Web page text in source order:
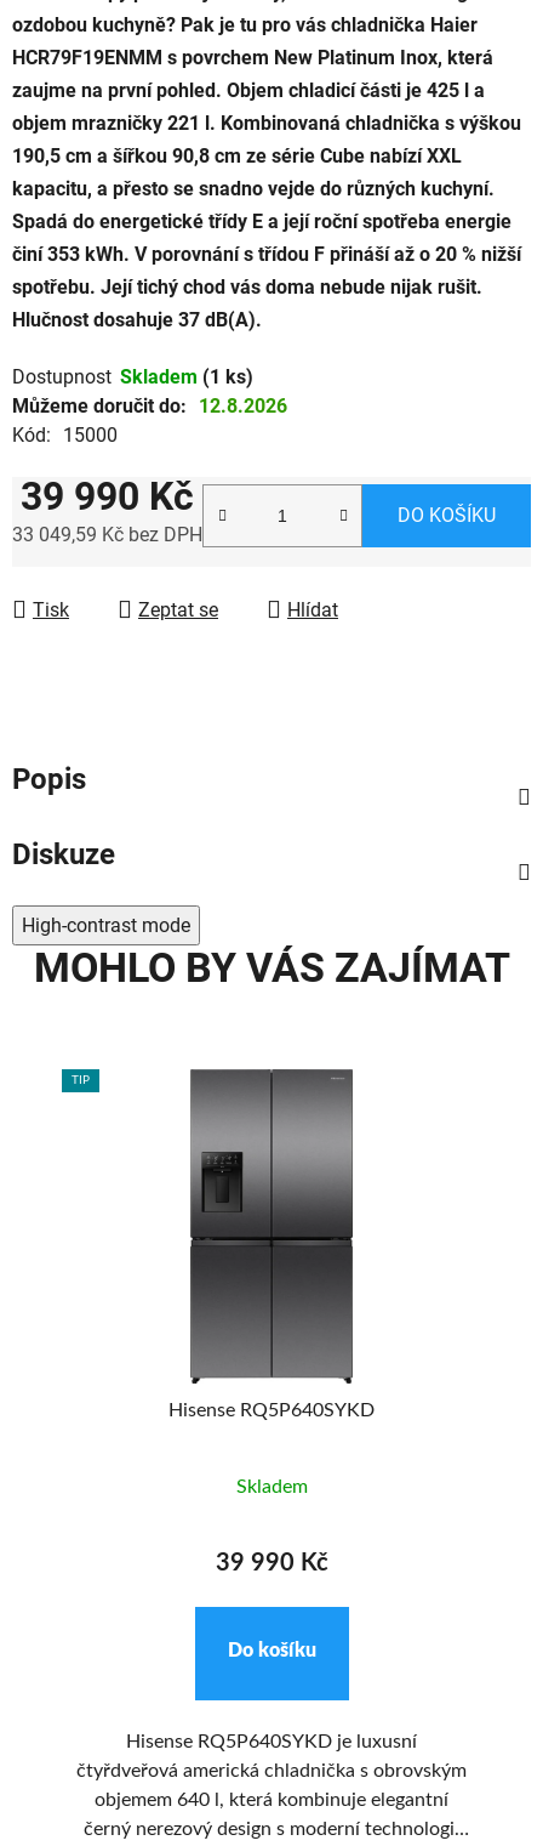
ozdobou kuchyně? Pak je tu pro vás chladnička Haier
HCR79F19ENMM s povrchem New Platinum Inox, která
zaujme na první pohled. Objem chladicí části je 425 l a
objem mrazničky 221 l. Kombinovaná chladnička s výškou
190,5 cm a šířkou 90,8 cm ze série Cube nabízí XXL
kapacitu, a přesto se snadno vejde do různých kuchyní.
Spadá do energetické třídy E a její roční spotřeba energie
činí 353 kWh. V porovnání s třídou F přináší až o 20 % nižší
spotřebu. Její tichý chod vás doma nebude nijak rušit.
Hlučnost dosahuje 37 dB(A).
Dostupnost Skladem (1 ks)
Můžeme doručit do:
12.8.2026
Kód:
15000
39 990 Kč
33 049,59 Kč bez DPH
DO KOŠÍKU
Tisk Zeptat se Hlídat
Popis
Diskuze
High-contrast mode
MOHLO BY VÁS ZAJÍMAT
TIP
Hisense RQ5P640SYKD
Skladem
39 990 Kč
Do košíku
Hisense RQ5P640SYKD je luxusní
čtyřdveřová americká chladnička s obrovským
objemem 640 l, která kombinuje elegantní
černý nerezový design s moderní technologií